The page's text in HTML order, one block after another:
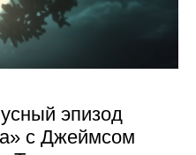
эпизод
с Джеймсом